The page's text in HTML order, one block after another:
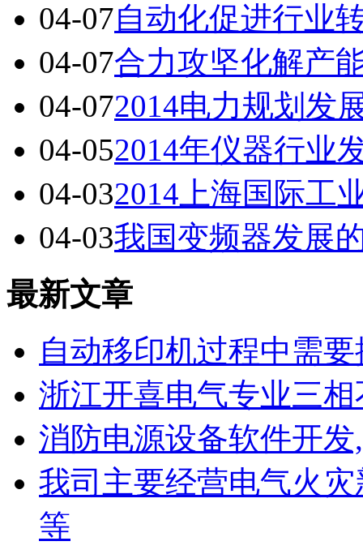
04-07自动化促进行业
04-07合力攻坚化解产
04-072014电力规划发
04-052014年仪器行业
04-032014上海国际工
04-03我国变频器发展
最新文章
自动移印机过程中需
浙江开喜电气专业三
消防电源设备软件开
我司主要经营电气火
等